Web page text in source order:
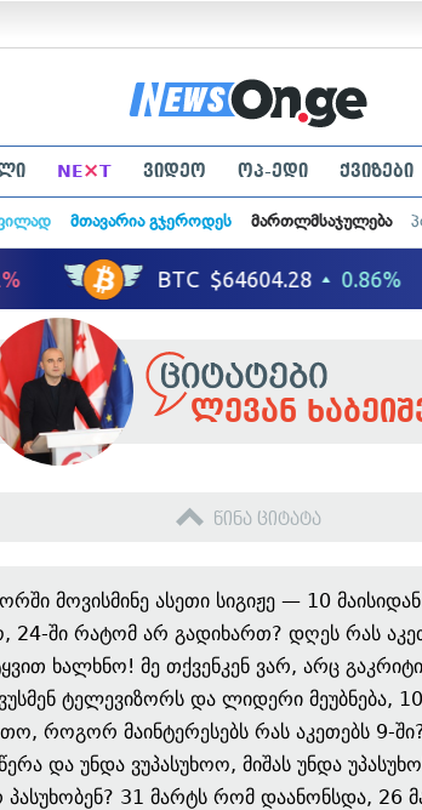
NE×T ვიდეო ოპ-ედი ქვიზები
მთავარია გჯეროდეს მართლმსაჯულება
ლევან
წინა ციტატა
მოვისმინე ასეთი სიგიჟე — 10 მაისიდან
24-ში რატომ არ გადიხართ? დღეს რას
ხალხნო! მე თქვენკენ ვარ, არც
ტელევიზორს და ლიდერი მეუბნება,
როგორ მაინტერესებს რას აკეთებს 9-
და უნდა ვუპასუხოო, მიშას უნდა
31 მარტს რომ დაანონსდა, 26